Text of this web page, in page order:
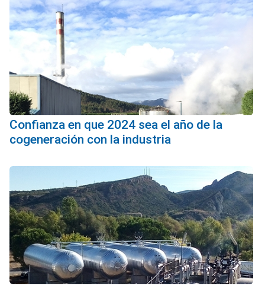
Confianza en que 2024 sea el año de la
cogeneración con la industria